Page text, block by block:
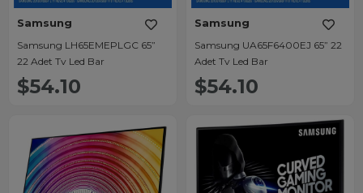
Samsung
Samsung LH65EMEPLGC 65”
22 Adet Tv Led Bar
$54.10
Samsung
Samsung UA65F6400EJ 65” 22
Adet Tv Led Bar
$54.10